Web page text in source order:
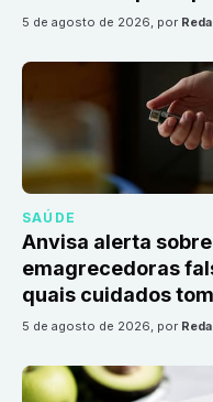
5 de agosto de 2026, por
SAÚDE
Anvisa alerta
emagrecedoras
quais cuidados
5 de agosto de 2026, por